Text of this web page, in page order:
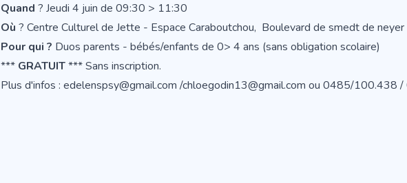
Quand ? Jeudi 4 juin de 09:30 > 11:30
Où ? Centre Culturel de Jette - Espace Caraboutchou, Boulevard de smedt de
Pour qui ? Duos parents - bébés/enfants de 0> 4 ans (sans obligation scolaire)
*** GRATUIT*** Sans inscription.
Plus d'infos : edelenspsy@gmail.com /chloegodin13@gmail.com ou 0485/100.438